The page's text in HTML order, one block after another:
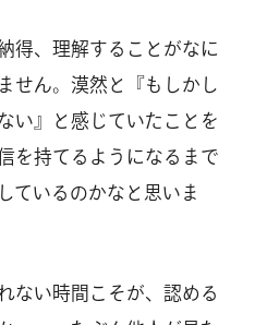
得、理解することがなに
せん。漠然と『もしかし
い』と感じていたことを
を持てるようになるまで
ているのかなと思いま
ない時間こそが、認める